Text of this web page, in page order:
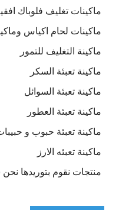
ماكينات تغليف فلوباك
ماكينات لحام اكياس
ماكينة التغليف للتمور
ماكينة تعبئة السكر
ماكينة تعبئة السوائل
ماكينة تعبئة العطور
ماكينة تعبئة حبوب و
ماكينة تعبئه الارز
منتجات نقوم بتوريدها